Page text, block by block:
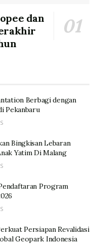
dan
Berbagi dengan
Pekanbaru
Bingkisan Lebaran
Yatim Di Malang
Program
Persiapan Revalidasi
Geopark Indonesia